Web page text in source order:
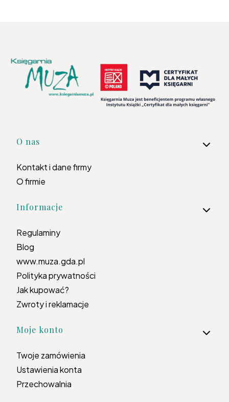
Linki w stopce
O nas
Kontakt i dane firmy
O firmie
Informacje
Regulaminy
Blog
www.muza.gda.pl
Polityka prywatności
Jak kupować?
Zwroty i reklamacje
Moje konto
Twoje zamówienia
Ustawienia konta
Przechowalnia